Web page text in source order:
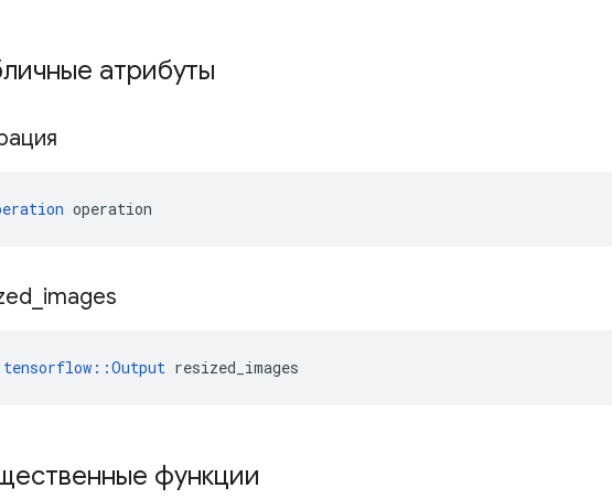
атрибуты
operation
images
tensorflow::Output resized_images
функции